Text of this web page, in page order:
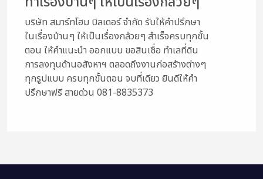
บริษัท สมาร์ทโฮม บิลเดอร์ จำกัด รับให้คำปรึกษา
ในเรื่องบ้านๆ ให้เป็นเรื่องกล้วยๆ สำเร็จครบทุกขั้น
ตอน ให้คำแนะนำ ออกแบบ ขอสินเชื่อ ทำเลที่ดิน
การลงทุนด้านอสังหาฯ ตลอดถึงงานก่อสร้างต่างๆ
ทุกรูปแบบ ครบทุกขั้นตอน จบที่เดียว ยินดีให้คำ
ปรึกษาฟรี สายด่วน 081-8835373